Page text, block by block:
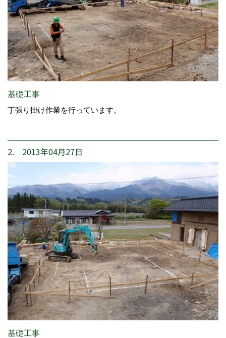
基礎工事
丁張り掛け作業を行っています。
2. 2013年04月27日
基礎工事